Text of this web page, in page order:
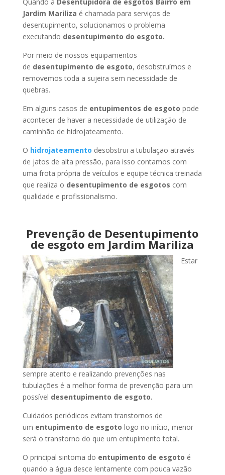
Jardim Mariliza é chamada para serviços de
desentupimento, solucionamos o problema
executando desentupimento do esgoto.
Por meio de nossos equipamentos
de desentupimento de esgoto, desobstruímos e
removemos toda a sujeira sem necessidade de
quebras.
Em alguns casos de entupimentos de esgoto pode
acontecer de haver a necessidade de utilização de
caminhão de hidrojateamento.
O hidrojateamento desobstrui a tubulação através
de jatos de alta pressão, para isso contamos com
uma frota própria de veículos e equipe técnica treinada
que realiza o desentupimento de esgotos com
qualidade e profissionalismo.
Prevenção de Desentupimento
de esgoto em Jardim Mariliza
Estar
sempre atento e realizando prevenções nas
tubulações é a melhor forma de prevenção para um
possível desentupimento de esgoto.
Cuidados periódicos evitam transtornos de
um entupimento de esgoto logo no início, menor
será o transtorno do que um entupimento total.
O principal sintoma do entupimento de esgoto é
quando a água desce lentamente com pouca vazão